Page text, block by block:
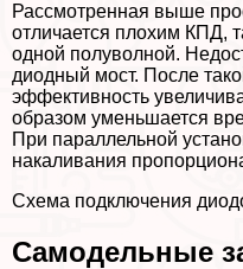
Рассмотренная выше
отличается плохим КПД,
одной полуволной.
диодный мост. После
эффективность
образом уменьшается
При параллельной
накаливания
Схема подключения
Самодельные